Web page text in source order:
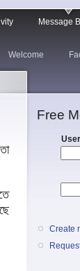
Message
Welcome
Free
Create